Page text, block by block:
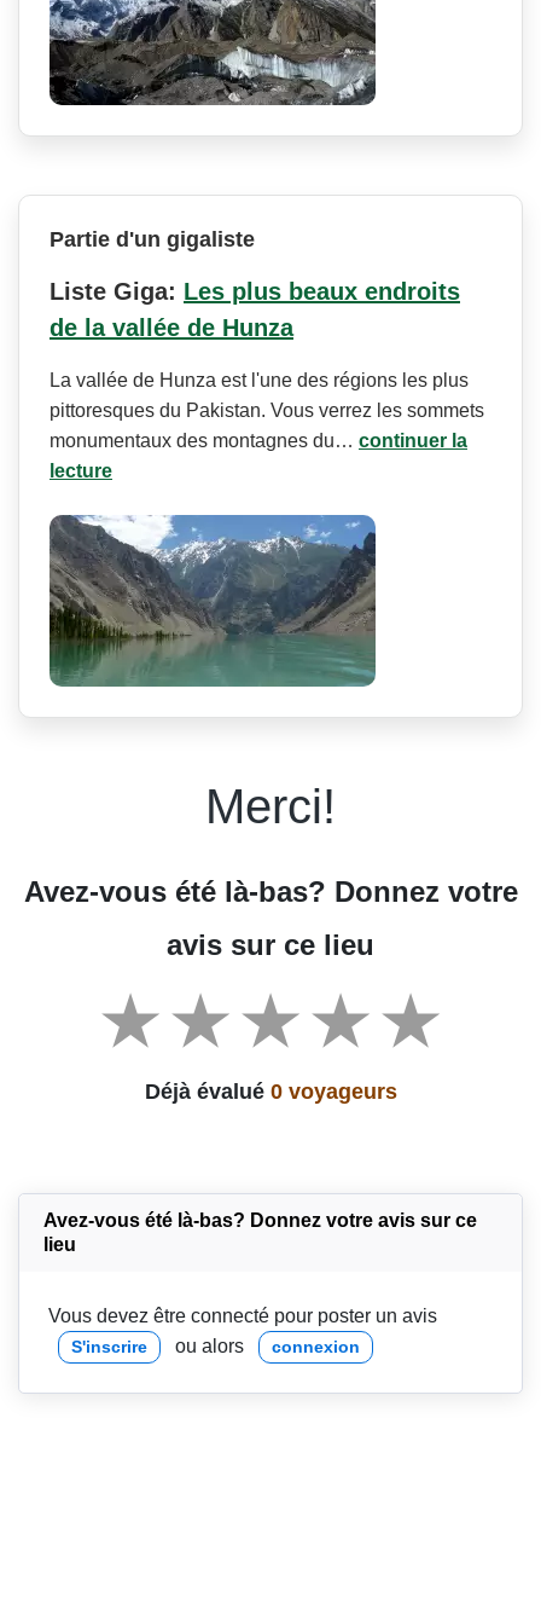
Partie d'un gigaliste
Liste Giga: Les plus beaux endroits
de la vallée de Hunza
La vallée de Hunza est l'une des régions les plus
pittoresques du Pakistan. Vous verrez les sommets
monumentaux des montagnes du… continuer la
lecture
Merci!
Avez-vous été là-bas? Donnez votre
avis sur ce lieu
Déjà évalué 0 voyageurs
Avez-vous été là-bas? Donnez votre avis sur ce
lieu
Vous devez être connecté pour poster un avis
S'inscrire ou alors connexion